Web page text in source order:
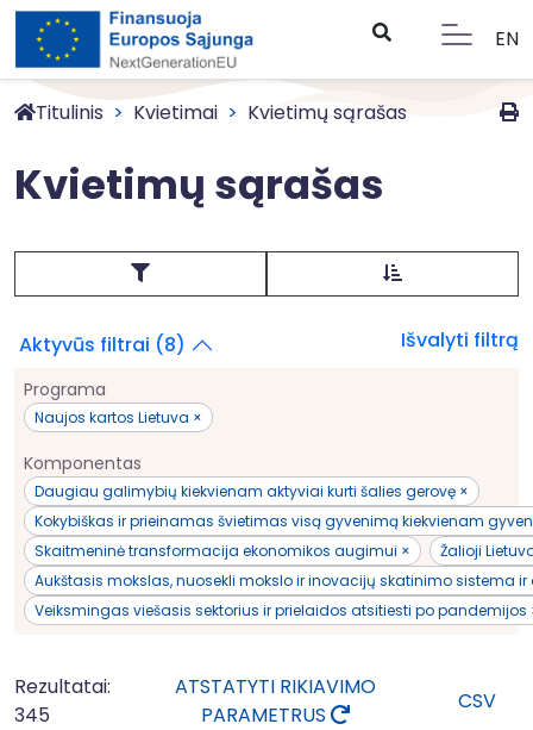
EN
Titulinis Kvietimai Kvietimų sąrašas
Kvietimų sąrašas
Aktyvūs filtrai (8) Išvalyti filtrą
Programa
Naujos kartos Lietuva ×
Komponentas
Daugiau galimybių kiekvienam aktyviai kurti šalies gerovę ×
Kokybiškas ir prieinamas švietimas visą gyvenimą kiekvienam
Skaitmeninė transformacija ekonomikos augimui ×
Žalioji
Aukštasis mokslas, nuosekli mokslo ir inovacijų skatinimo sistema ir
Veiksmingas viešasis sektorius ir prielaidos atsitiesti po pandemijos
Rezultatai:
345
ATSTATYTI RIKIAVIMO
PARAMETRUS
CSV